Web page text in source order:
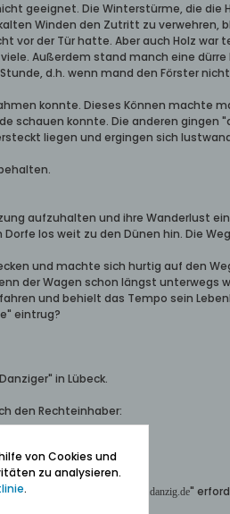
geeignet. Die Winterstürme, die die
Winden den Zutritt zu verwehren,
vor der Tür hatte. Aber auch Holz war
Außerdem stand manch eine dürre
d.h. wenn mand den Förster
konnte. Dieses Können machte
schauen konnte. Die anderen gingen
liegen und ergingen sich
aufzuhalten und ihre Wanderlust
los weit zu den Dünen hin. Die
und machte sich hurtig auf den
der Wagen schon längst unterwegs
und behielt das Tempo sein
eintrug?
in Lübeck.
den Rechteinhaber:
aus dem forum.danzig.de"
von Cookies und
zu analysieren.
.